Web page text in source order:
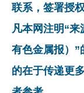
联系，签署授
凡本网注明“
有色金属报）”
的在于传递更